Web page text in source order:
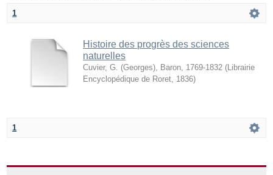
1
Histoire des progrès des sciences
naturelles
Cuvier, G. (Georges), Baron, 1769-1832 ( Librairie
Encyclopédique de Roret 1836)
1